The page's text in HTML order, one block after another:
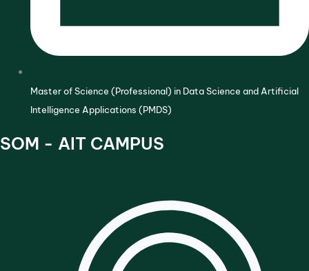
Master of Science (Professional) in Data Science and Artificial
Intelligence Applications (PMDS)
SOM - AIT CAMPUS